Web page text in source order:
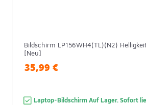
Bildschirm LP156WH4(TL)(N2)
[Neu]
35,99 €
Laptop-Bildschirm Auf Lager. Sofort